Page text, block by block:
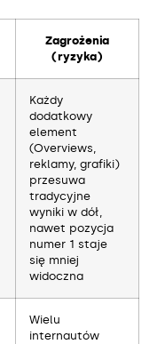
Zagrożenia
(ryzyka)
Każdy
dodatkowy
element
(Overviews,
reklamy, grafiki)
przesuwa
tradycyjne
wyniki w dół,
nawet pozycja
numer 1 staje
się mniej
widoczna
Wielu
internautów